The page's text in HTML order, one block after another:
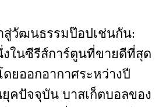
สู่วัฒนธรรมป๊อปเช่นกัน:
งในซีรีส์การ์ตูนที่ขายดีที่สุด
ยออกอากาศระหว่างปี
ยุคปัจจุบัน บาสเก็ตบอลของ